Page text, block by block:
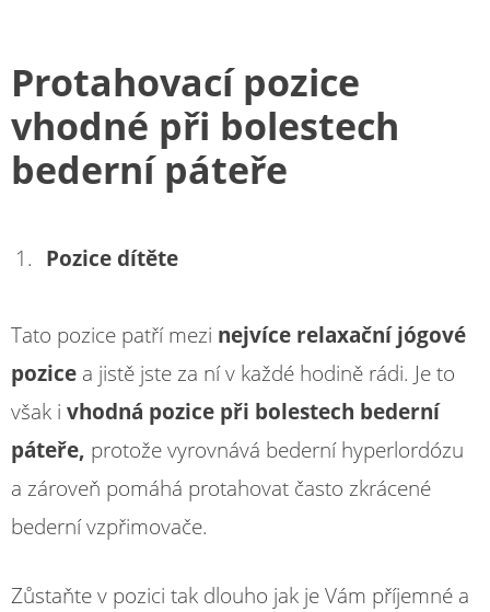
Protahovací pozice
vhodné při bolestech
bederní páteře
Pozice dítěte
Tato pozice patří mezi nejvíce relaxační jógové
pozice a jistě jste za ní v každé hodině rádi. Je to
však i vhodná pozice při bolestech bederní
páteře, protože vyrovnává bederní hyperlordózu
a zároveň pomáhá protahovat často zkrácené
bederní vzpřimovače.
Zůstaňte v pozici tak dlouho jak je Vám příjemné a